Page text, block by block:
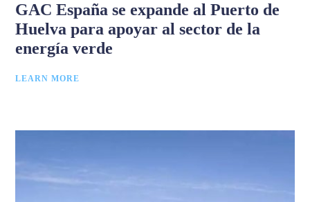
GAC España se expande al Puerto de
Huelva para apoyar al sector de la
energía verde
LEARN MORE